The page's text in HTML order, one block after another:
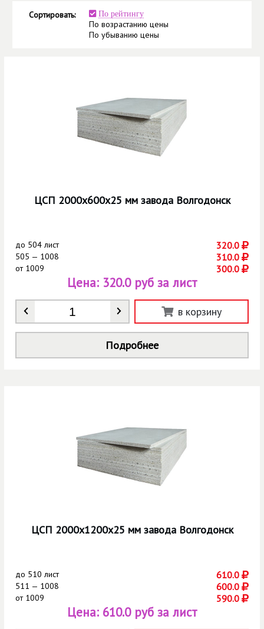
Сортировать: По рейтингу
По возрастанию цены
По убыванию цены
ЦСП 2000х600х25 мм завода Волгодонск
до 504 лист 320.0
505 — 1008 310.0
от1009 300.0
Количество
Цена: 320.0 руб за лист
в корзину
Подробнее
ЦСП 2000х1200х25 мм завода Волгодонск
до 510 лист 610.0
511 — 1008 600.0
от1009 590.0
Цена: 610.0 руб за лист